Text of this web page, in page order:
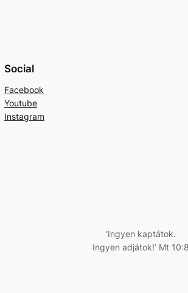
Social
Facebook
Youtube
Instagram
‘Ingyen kaptátok.
Ingyen adjátok!’ Mt 10:8